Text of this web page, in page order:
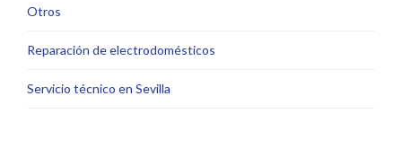
Otros
Reparación de electrodomésticos
Servicio técnico en Sevilla